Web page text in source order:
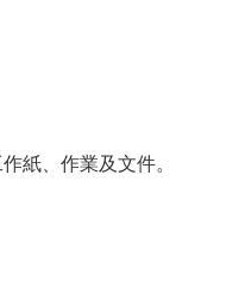
紙、作業及文件。